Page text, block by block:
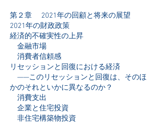
第２章 2021年の回顧と将来の展望
2021年の財政政策
経済的不確実性の上昇
金融市場
消費者信頼感
リセッションと回復における経済
——このリセッションと回復は、そのほ
かのそれといかに異なるのか？
消費支出
企業と住宅投資
非住宅構築物投資